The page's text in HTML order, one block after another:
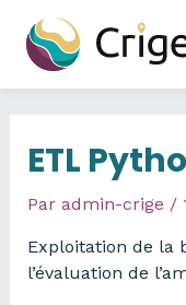
contenu
ETL
Par admin-crige /
Exploitation de la
l’évaluation de